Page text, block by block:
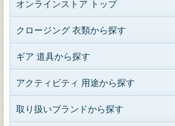
オンラインストア トップ
クロージング 衣類から探す
ギア 道具から探す
アクティビティ 用途から探す
取り扱いブランドから探す